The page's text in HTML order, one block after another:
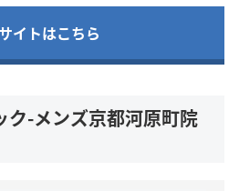
イトはこちら
ク-メンズ京都河原町院